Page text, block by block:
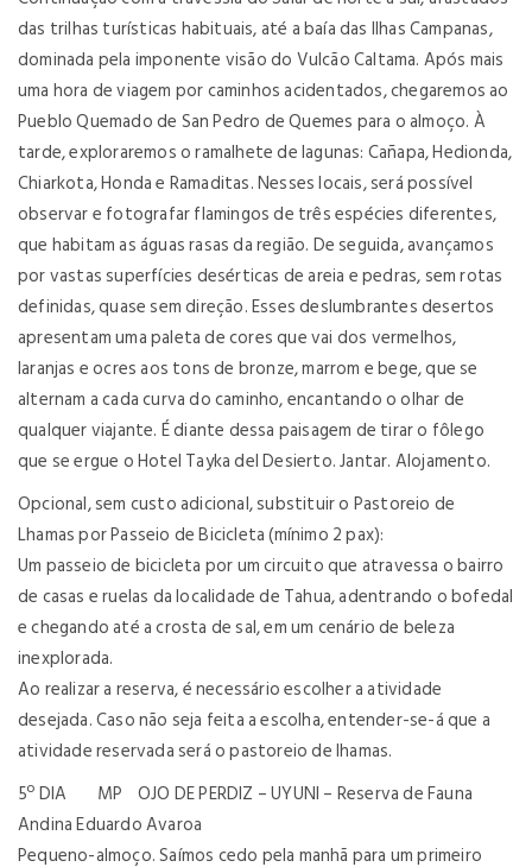
das trilhas turísticas habituais, até a baía das Ilhas Campanas,
dominada pela imponente visão do Vulcão Caltama. Após mais
uma hora de viagem por caminhos acidentados, chegaremos ao
Pueblo Quemado de San Pedro de Quemes para o almoço. À
tarde, exploraremos o ramalhete de lagunas: Cañapa, Hedionda,
Chiarkota, Honda e Ramaditas. Nesses locais, será possível
observar e fotografar flamingos de três espécies diferentes,
que habitam as águas rasas da região. De seguida, avançamos
por vastas superfícies desérticas de areia e pedras, sem rotas
definidas, quase sem direção. Esses deslumbrantes desertos
apresentam uma paleta de cores que vai dos vermelhos,
laranjas e ocres aos tons de bronze, marrom e bege, que se
alternam a cada curva do caminho, encantando o olhar de
qualquer viajante. É diante dessa paisagem de tirar o fôlego
que se ergue o Hotel Tayka del Desierto. Jantar. Alojamento.
Opcional, sem custo adicional, substituir o Pastoreio de
Lhamas por Passeio de Bicicleta (mínimo 2 pax):
Um passeio de bicicleta por um circuito que atravessa o bairro
de casas e ruelas da localidade de Tahua, adentrando o bofedal
e chegando até a crosta de sal, em um cenário de beleza
inexplorada.
Ao realizar a reserva, é necessário escolher a atividade
desejada. Caso não seja feita a escolha, entender-se-á que a
atividade reservada será o pastoreio de lhamas.
5º DIA MP OJO DE PERDIZ – UYUNI – Reserva de Fauna
Andina Eduardo Avaroa
Pequeno-almoço. Saímos cedo pela manhã para um primeiro